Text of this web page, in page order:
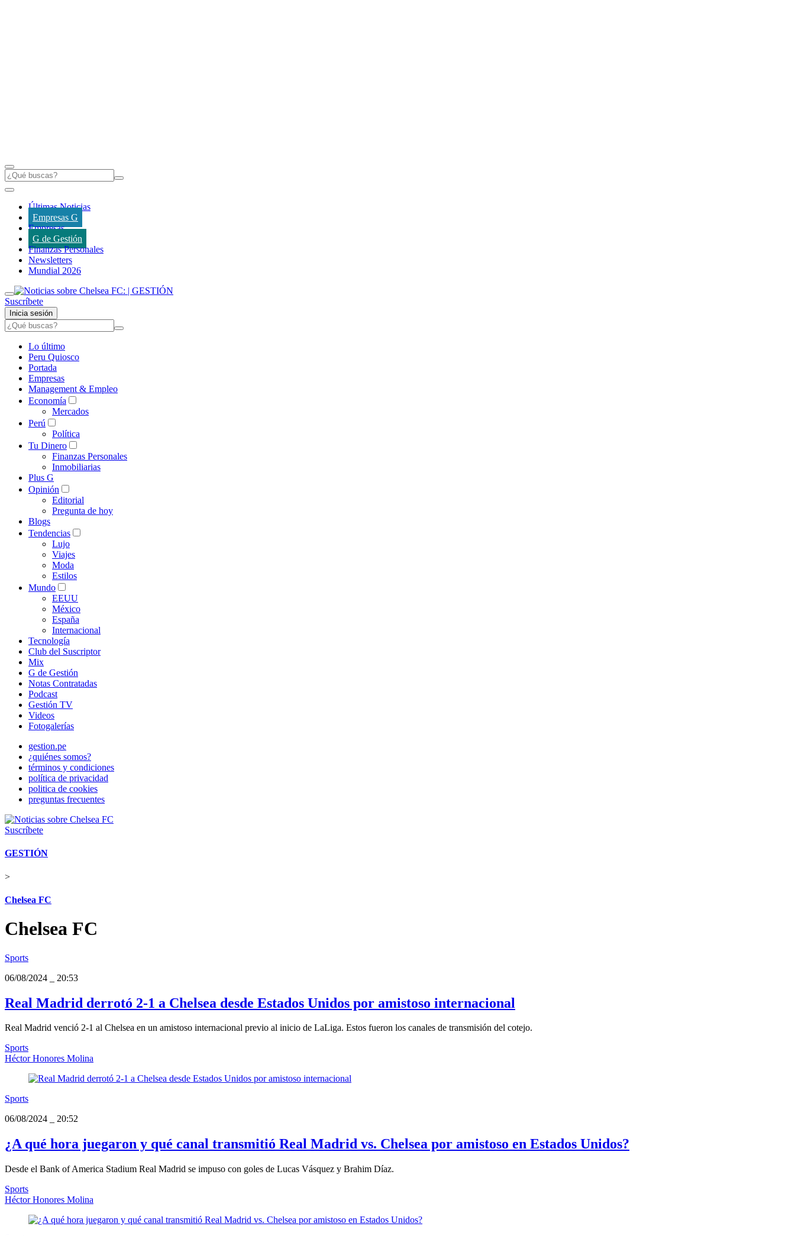
Últimas Noticias
Empresas G
Empresas
G de Gestión
Finanzas Personales
Newsletters
Mundial 2026
Suscríbete
Inicia sesión
Lo último
Peru Quiosco
Portada
Empresas
Management & Empleo
Economía
Mercados
Perú
Política
Tu Dinero
Finanzas Personales
Inmobiliarias
Plus G
Opinión
Editorial
Pregunta de hoy
Blogs
Tendencias
Lujo
Viajes
Moda
Estilos
Mundo
EEUU
México
España
Internacional
Tecnología
Club del Suscriptor
Mix
G de Gestión
Notas Contratadas
Podcast
Gestión TV
Videos
Fotogalerías
gestion.pe
¿quiénes somos?
términos y condiciones
política de privacidad
politica de cookies
preguntas frecuentes
Suscríbete
GESTIÓN
>
Chelsea FC
Chelsea FC
Sports
06/08/2024
20:53
Real Madrid derrotó 2-1 a Chelsea desde Estados Unidos por amistoso internacional
Real Madrid venció 2-1 al Chelsea en un amistoso internacional previo al inicio de LaLiga. Estos fueron los canales de transmisión del cotejo.
Sports
Héctor Honores Molina
Sports
06/08/2024
20:52
¿A qué hora juegaron y qué canal transmitió Real Madrid vs. Chelsea por amistoso en Estados Unidos?
Desde el Bank of America Stadium Real Madrid se impuso con goles de Lucas Vásquez y Brahim Díaz.
Sports
Héctor Honores Molina